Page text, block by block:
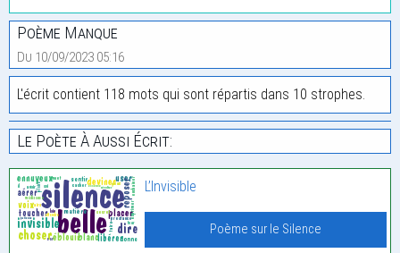
Poème Manque
Du 10/09/2023 05:16
L'écrit contient 118 mots qui sont répartis dans 10 strophes.
Le Poète À Aussi Écrit:
L’Invisible
Poème sur le Silence